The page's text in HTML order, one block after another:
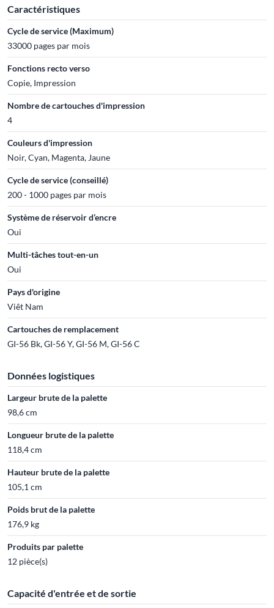
Caractéristiques
Cycle de service (Maximum)
33000 pages par mois
Fonctions recto verso
Copie, Impression
Nombre de cartouches d'impression
4
Couleurs d'impression
Noir, Cyan, Magenta, Jaune
Cycle de service (conseillé)
200 - 1000 pages par mois
Système de réservoir d’encre
Oui
Multi-tâches tout-en-un
Oui
Pays d'origine
Viêt Nam
Cartouches de remplacement
GI-56 Bk, GI-56 Y, GI-56 M, GI-56 C
Données logistiques
Largeur brute de la palette
98,6 cm
Longueur brute de la palette
118,4 cm
Hauteur brute de la palette
105,1 cm
Poids brut de la palette
176,9 kg
Produits par palette
12 pièce(s)
Capacité d'entrée et de sortie